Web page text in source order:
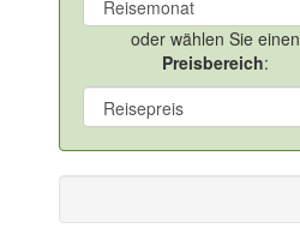
oder wählen Sie einen
Preisbereich: